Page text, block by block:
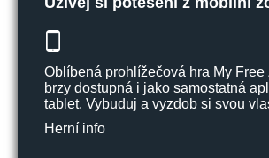
Oblíbená prohlížečová hra My Free
brzy dostupná i jako samostatná
tablet. Vybuduj a vyzdob si svou
Herní info